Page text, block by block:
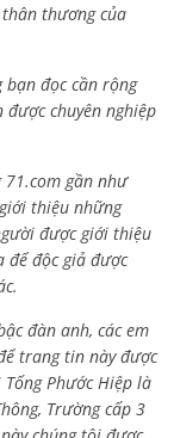
thương của
đọc cần rộng
chuyên nghiệp
71.com gần như
thiệu những
được giới thiệu
để độc giả được
đàn anh, các em
trang tin này được
Phước Hiệp là
Trường cấp 3